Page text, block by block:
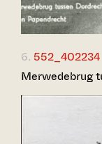
6. 552_402234
Merwedebrug